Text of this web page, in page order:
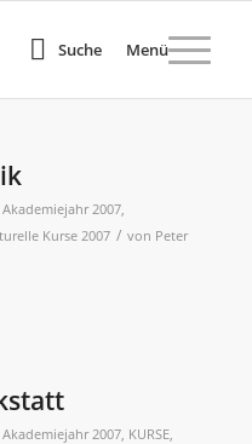
Suche Menü
Akademiejahr 2007,
Kurse 2007 / von Peter
Akademiejahr 2007, KURSE,